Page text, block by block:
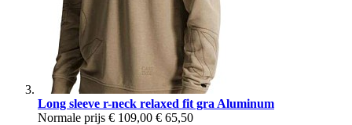
Long sleeve r-neck relaxed fit gra Aluminum
Normale prijs € 109,00 € 65,50